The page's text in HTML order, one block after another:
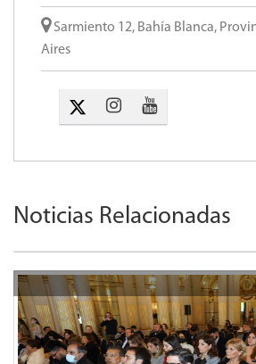
Sarmiento 12, Bahía Blanca,
Aires
Noticias Relacionadas